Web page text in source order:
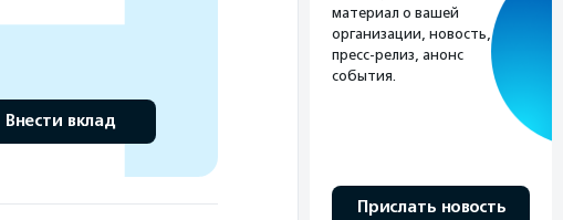
Внести вклад
материал о вашей
организации, новость,
пресс-релиз, анонс
события.
Прислать новость